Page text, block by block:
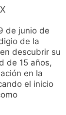
de junio de
de la
descubrir su
de 15 años,
en la
el inicio